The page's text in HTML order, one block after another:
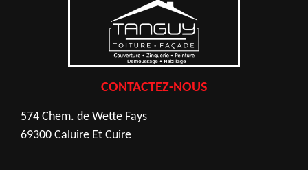
CONTACTEZ-NOUS
574 Chem. de Wette Fays
69300 Caluire Et Cuire